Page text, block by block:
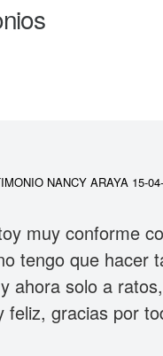
NANCY ARAYA 15-
muy conforme
tengo que hacer
ahora solo a
feliz, gracias por